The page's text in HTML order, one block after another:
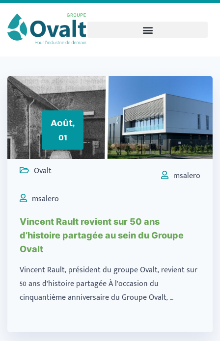
Août,
01
Ovalt
msalero
msalero
Vincent Rault revient sur 50 ans
d’histoire partagée au sein du Groupe
Ovalt
Vincent Rault, président du groupe Ovalt, revient sur
50 ans d’histoire partagée À l’occasion du
cinquantième anniversaire du Groupe Ovalt, …